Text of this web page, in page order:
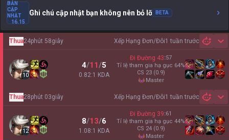
BẢN
CẬP
NHẬT
16.15
Ghi chú cập nhật bạn không nên bỏ lỡ BETA
Xếp Hạng Đơn/Đôi1 tuần trước
Thua24phút 58giây
10
4/11/5
0.82:1 KDA
Đi Đường 43:57
Tỉ lệ tham gia hạ gục 64%
CS 23 (0.9)
master
Xếp Hạng Đơn/Đôi1 tuần trước
Thua28phút 03giây
12
8/13/6
1.08:1 KDA
Đi Đường 39:61
Tỉ lệ tham gia hạ gục 44%
CS 24 (0.9)
master